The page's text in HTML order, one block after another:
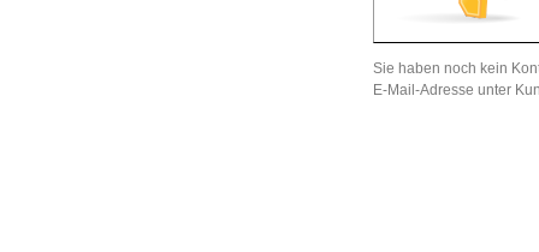
Sie haben noch kein
E-Mail-Adresse unter